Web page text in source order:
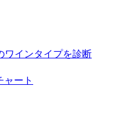
ワインタイプを診断
ート